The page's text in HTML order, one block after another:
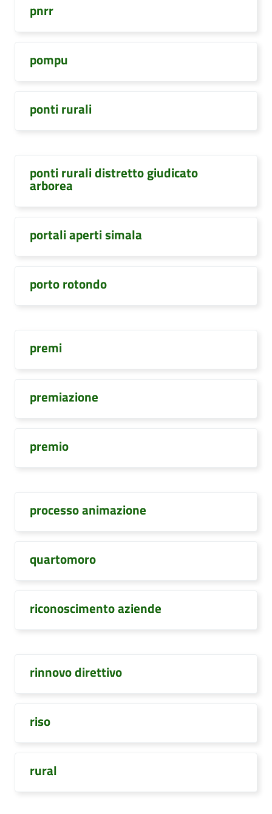
pnrr
pompu
ponti rurali
ponti rurali distretto giudicato
arborea
portali aperti simala
porto rotondo
premi
premiazione
premio
processo animazione
quartomoro
riconoscimento aziende
rinnovo direttivo
riso
rural